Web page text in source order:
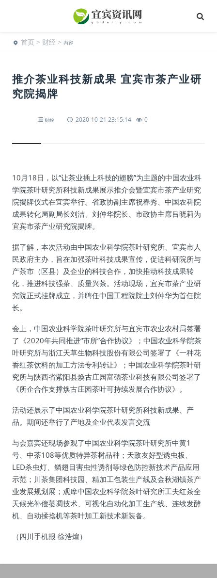
首页 > 财经 > 内容
推介茶业科技新成果 宜宾市茶产业研
究院揭牌
财经 2020-10-21 23:15:14 0
10月18日，以“让茶业插上科技的翅膀”为主题的中国农业科
学院茶叶研究所科技新成果展示推介会暨宜宾市茶产业研究
院揭牌仪式在宜宾举行。省政协副主席祝春秀、中国农科院
成果转化局副局长刘洁、刘仲华院长、市政协主席吕晓莉为
宜宾市茶产业研究院揭牌。
据了解，本次活动由中国农业科学院茶叶研究所、宜宾市人
民政府主办，旨在加强茶叶科技成果宣传，促进科研院所与
产茶市（区县）及企业的科技合作，加快推动科技成果转
化，推进科技强茶、质量兴茶。活动现场，宜宾市茶产业研
究院正式挂牌成立，并聘任中国工程院院士刘仲华为首任院
长。
会上，中国农业科学院茶叶研究所与宜宾市农业农村局签署
了《2020年共同推进“市所”合作协议》；中国农业科学院茶
叶研究所与浙江天草生物科技股份有限公司签署了《一种花
香红茶饮料的加工方法专利转让》；中国农业科学院茶叶研
究所与陕西省紫阳县焕古庄园富硒茶业科技有限公司签署了
《所企合作支撑焕古庄园茶叶可持续发展合作协议》。
活动还展示了中国农业科学院茶叶研究所科技新成果、产
品。期间还举行了产地及企业代表发言交流
与会嘉宾还现场参观了中国农业科学院茶叶研究所中黄1
号、中茶108等优质特异茶树品种；天敌友好型诱虫板、
LED杀虫灯、鳞翅目害虫性诱剂等绿色防控新技术产品应用
示范；川茶集团科技园、精加工包装生产线及金秋湖镇茶产
业发展规划展；观摩中国农业科学院茶叶研究所工夫红茶全
天候光补偿萎凋技术、可视化自动化加工生产线、连续发酵
机、自动揉捻机等茶叶加工新技术新装备。
（四川手机报 徐浩煊）